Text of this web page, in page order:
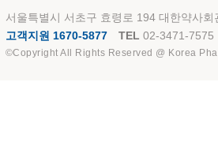
서울특별시 서초구 효령로 194 대한약사
고객지원 1670-5877
TEL 02-3471-7575
©Copyright All Rights Reserved @ Korea